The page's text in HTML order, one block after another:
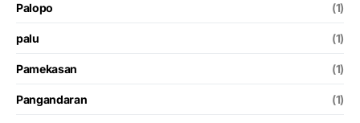
Palopo (1)
palu (1)
Pamekasan (1)
Pangandaran (1)